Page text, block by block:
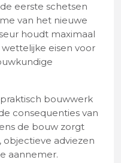
eerste schetsen
van het nieuwe
houdt maximaal
eisen voor
bouwwerk
consequenties van
de bouw zorgt
objectieve adviezen
aannemer.